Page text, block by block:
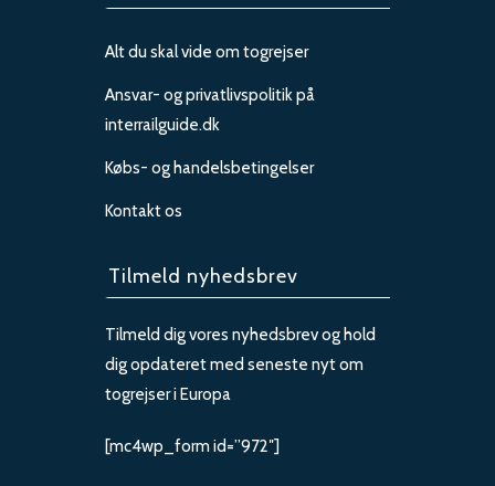
Alt du skal vide om togrejser
Ansvar- og privatlivspolitik på
interrailguide.dk
Købs- og handelsbetingelser
Kontakt os
Tilmeld nyhedsbrev
Tilmeld dig vores nyhedsbrev og hold
dig opdateret med seneste nyt om
togrejser i Europa
[mc4wp_form id=”972″]